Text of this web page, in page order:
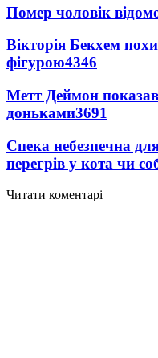
Помер чоловік
Вікторія Бекхем
фігурою4346
Метт Деймон
доньками3691
Спека небезпечна
перегрів у кота чи
Читати коментарі